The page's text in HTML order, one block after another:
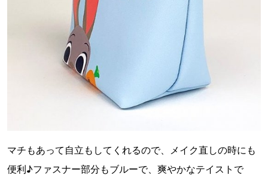
マチもあって自立もしてくれるので、メイク直しの時にも
便利♪ファスナー部分もブルーで、爽やかなテイストで